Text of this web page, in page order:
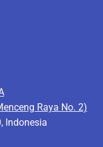
Raya No. 2)
Indonesia